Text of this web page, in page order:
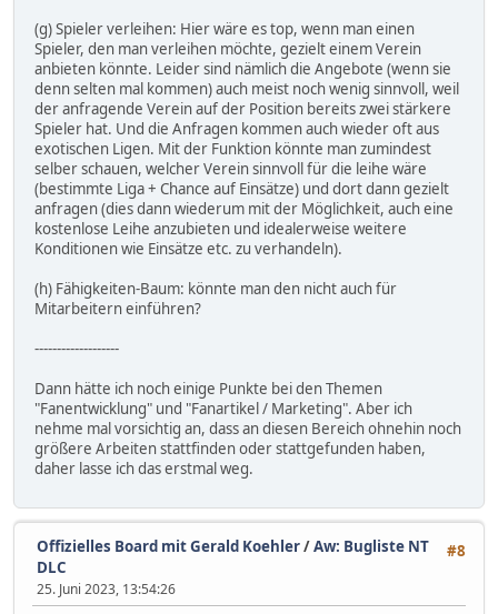
(g) Spieler verleihen: Hier wäre es top, wenn man einen
Spieler, den man verleihen möchte, gezielt einem Verein
anbieten könnte. Leider sind nämlich die Angebote (wenn sie
denn selten mal kommen) auch meist noch wenig sinnvoll, weil
der anfragende Verein auf der Position bereits zwei stärkere
Spieler hat. Und die Anfragen kommen auch wieder oft aus
exotischen Ligen. Mit der Funktion könnte man zumindest
selber schauen, welcher Verein sinnvoll für die leihe wäre
(bestimmte Liga + Chance auf Einsätze) und dort dann gezielt
anfragen (dies dann wiederum mit der Möglichkeit, auch eine
kostenlose Leihe anzubieten und idealerweise weitere
Konditionen wie Einsätze etc. zu verhandeln).
(h) Fähigkeiten-Baum: könnte man den nicht auch für
Mitarbeitern einführen?
-------------------
Dann hätte ich noch einige Punkte bei den Themen
"Fanentwicklung" und "Fanartikel / Marketing". Aber ich
nehme mal vorsichtig an, dass an diesen Bereich ohnehin noch
größere Arbeiten stattfinden oder stattgefunden haben,
daher lasse ich das erstmal weg.
#8
Offizielles Board mit Gerald Koehler/Aw: Bugliste NT
DLC
25. Juni 2023, 13:54:26